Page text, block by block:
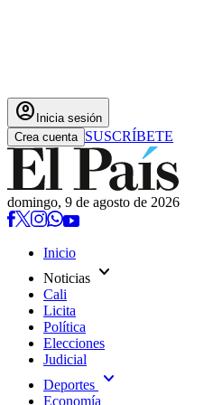
account_circle Inicia sesión
Crea cuenta SUSCRÍBETE
domingo, 9 de agosto de 2026
Inicio
Noticias expand_more
Cali
Licita
Política
Elecciones
Judicial
Deportes expand_more
Economía